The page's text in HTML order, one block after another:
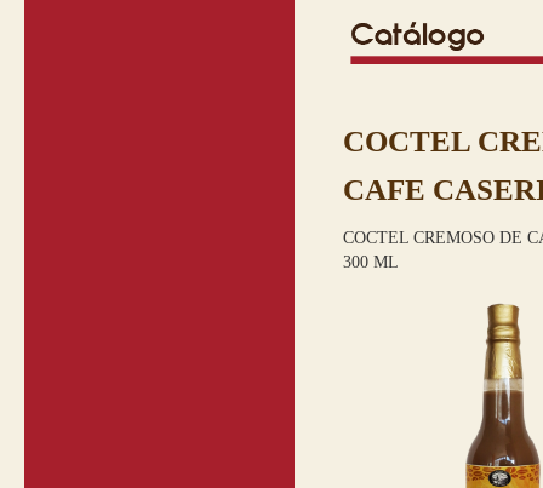
COCTEL
CAFE
COCTEL CREMOSO DE
300 ML